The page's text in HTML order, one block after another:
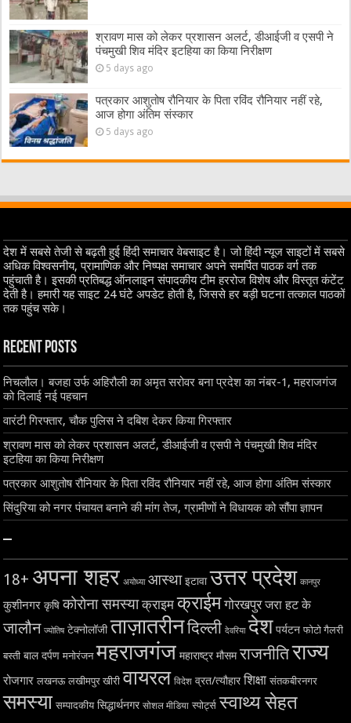
श्रावण मास को लेकर प्रशासन अलर्ट, डीआईजी व एसपी ने
पंचमुखी शिव मंदिर इटहिया का किया निरीक्षण
5 days ago
पत्रकार आशुतोष रौनियार के पिता रविंद रौनियार नहीं रहे,
आज होगा अंतिम संस्कार
5 days ago
देश में सबसे तेजी से बढ़ती हुई हिंदी समाचार वेबसाइट है। जो हिंदी न्यूज साइटों में सबसे
अधिक विश्वसनीय, प्रामाणिक और निष्पक्ष समाचार अपने समर्पित पाठक वर्ग तक
पहुंचाती है। इसकी प्रतिबद्ध ऑनलाइन संपादकीय टीम हररोज विशेष और विस्तृत कंटेंट
देती है। हमारी यह साइट 24 घंटे अपडेट होती है, जिससे हर बड़ी घटना तत्काल पाठकों
तक पहुंच सके।
Recent Posts
निचलौल। बजहा उर्फ अहिरौली का अमृत सरोवर बना प्रदेश का नंबर-1, महराजगंज
को दिलाई नई पहचान
वारंटी गिरफ्तार, चौक पुलिस ने दबिश देकर किया गिरफ्तार
श्रावण मास को लेकर प्रशासन अलर्ट, डीआईजी व एसपी ने पंचमुखी शिव मंदिर
इटहिया का किया निरीक्षण
पत्रकार आशुतोष रौनियार के पिता रविंद रौनियार नहीं रहे, आज होगा अंतिम संस्कार
सिंदुरिया को नगर पंचायत बनाने की मांग तेज, ग्रामीणों ने विधायक को सौंपा ज्ञापन
–
18+ अपना शहर अयोध्या आस्था इटावा उत्तर प्रदेश कानपुर
कुशीनगर कृषि कोरोना समस्या क्राइम क्राईम गोरखपुर जरा हट के
जालौन ज्योतिष टेक्नोलॉजी ताज़ातरीनदिल्ली देवरिया देश पर्यटन फोटो गैलरी
बस्ती बाल दर्पण मनोरंजन महराजगंज महाराष्ट्र मौसम राजनीतिराज्य
रोजगार लखनऊ लखीमपुर खीरी वायरल विदेश व्रत/त्यौहार शिक्षा संतकबीरनगर
समस्या सम्पादकीय सिद्धार्थनगर सोशल मीडिया स्पोर्ट्स स्वाथ्य सेहत